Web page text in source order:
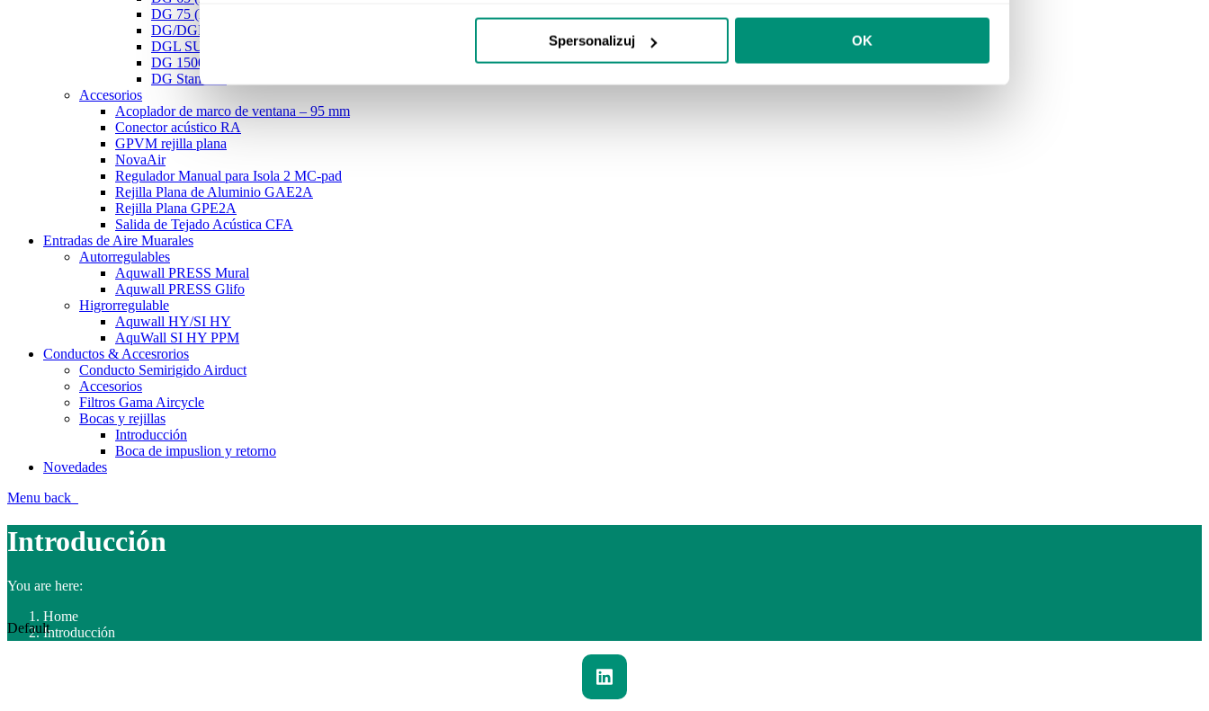
Spersonalizuj OK
DG 75 (EX)
DG/DGL 80 (EX)
DGL SUPER
DG 1500
DG Standard
Accesorios
Acoplador de marco de ventana – 95 mm
Conector acústico RA
GPVM rejilla plana
NovaAir
Regulador Manual para Isola 2 MC-pad
Rejilla Plana de Aluminio GAE2A
Rejilla Plana GPE2A
Salida de Tejado Acústica CFA
Entradas de Aire Muarales
Autorregulables
Aquwall PRESS Mural
Aquwall PRESS Glifo
Higrorregulable
Aquwall HY/SI HY
AquWall SI HY PPM
Conductos & Accesrorios
Conducto Semirigido Airduct
Accesorios
Filtros Gama Aircycle
Bocas y rejillas
Introducción
Boca de impuslion y retorno
Novedades
Menu back
Introducción
You are here:
Home
Introducción
Default